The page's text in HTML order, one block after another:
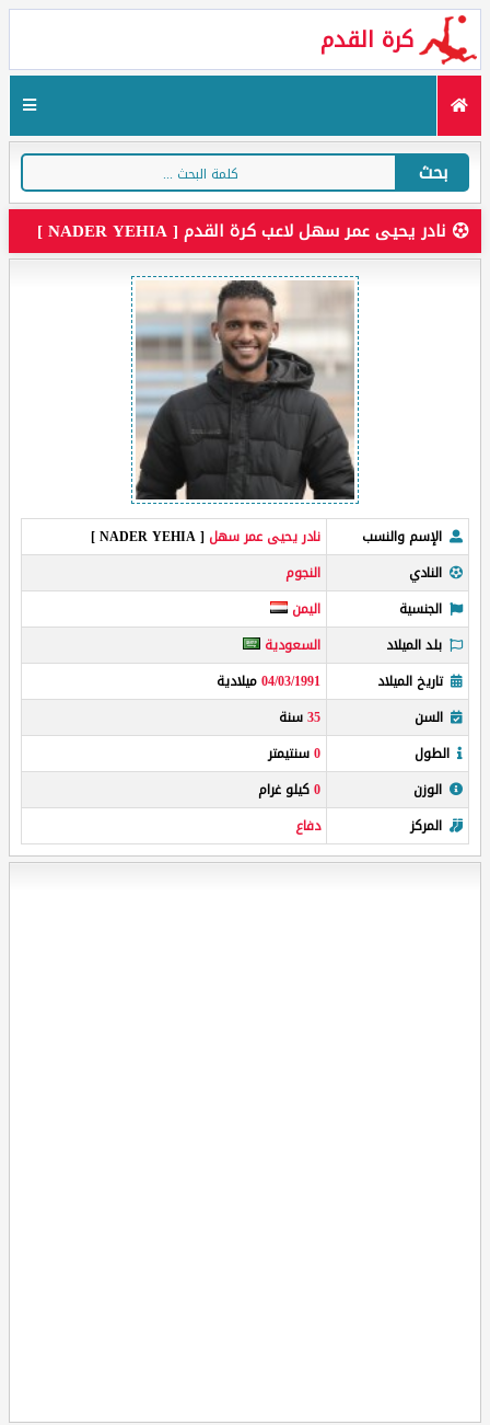
كرة القدم
بحث
نادر يحيى عمر سهل لاعب كرة القدم [ NADER YEHIA ]
الإسم والنسب نادر يحيى عمر سهل [ NADER YEHIA ]
النادي
النجوم
الجنسية
اليمن
بلد الميلاد
السعودية
تاريخ الميلاد
04/03/1991ميلادية
السن
35سنة
الطول
0سنتيمتر
الوزن
0كيلو غرام
المركز
دفاع